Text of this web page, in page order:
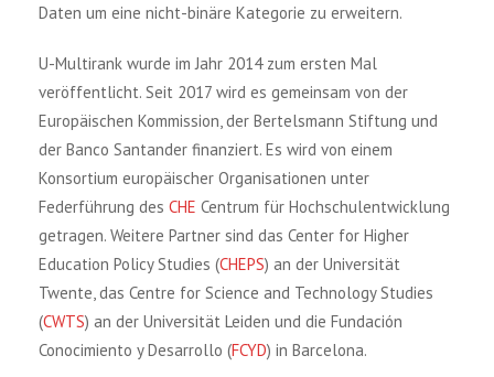
Daten um eine nicht-binäre Kategorie zu erweitern.
U-Multirank wurde im Jahr 2014 zum ersten Mal
veröffentlicht. Seit 2017 wird es gemeinsam von der
Europäischen Kommission, der Bertelsmann Stiftung und
der Banco Santander finanziert. Es wird von einem
Konsortium europäischer Organisationen unter
Federführung des CHE Centrum für Hochschulentwicklung
getragen. Weitere Partner sind das Center for Higher
Education Policy Studies (CHEPS) an der Universität
Twente, das Centre for Science and Technology Studies
(CWTS) an der Universität Leiden und die Fundación
Conocimiento y Desarrollo (FCYD) in Barcelona.